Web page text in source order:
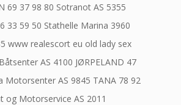
69 37 98 80 Sotranot AS 5355
33 59 50 Stathelle Marina 3960
www realescort eu old lady sex
AS 4100 JØRPELAND 47
Motorsenter AS 9845 TANA 78 92
og Motorservice AS 2011